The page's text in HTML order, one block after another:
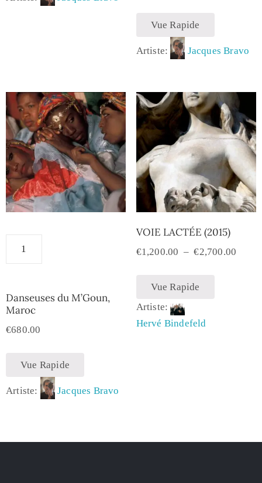
Vue Rapide
Artiste: Jacques Bravo
Danseuses du M’Goun,
Maroc
€680.00
Vue Rapide
Artiste: Jacques Bravo
VOIE LACTÉE (2015)
€1,200.00 – €2,700.00
Vue Rapide
Artiste:
Hervé Bindefeld